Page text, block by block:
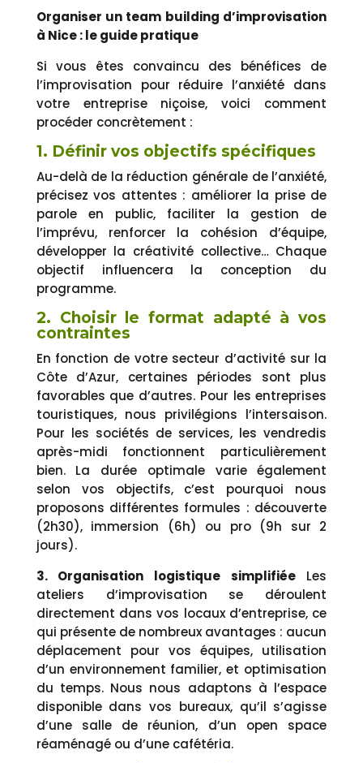
Organiser un team building d’improvisation
à Nice : le guide pratique
Si vous êtes convaincu des bénéfices de
l’improvisation pour réduire l’anxiété dans
votre entreprise niçoise, voici comment
procéder concrètement :
1. Définir vos objectifs spécifiques
Au-delà de la réduction générale de l’anxiété,
précisez vos attentes : améliorer la prise de
parole en public, faciliter la gestion de
l’imprévu, renforcer la cohésion d’équipe,
développer la créativité collective… Chaque
objectif influencera la conception du
programme.
2. Choisir le format adapté à vos
contraintes
En fonction de votre secteur d’activité sur la
Côte d’Azur, certaines périodes sont plus
favorables que d’autres. Pour les entreprises
touristiques, nous privilégions l’intersaison.
Pour les sociétés de services, les vendredis
après-midi fonctionnent particulièrement
bien. La durée optimale varie également
selon vos objectifs, c’est pourquoi nous
proposons différentes formules : découverte
(2h30), immersion (6h) ou pro (9h sur 2
jours).
3. Organisation logistique simplifiéeLes
ateliers d’improvisation se déroulent
directement dans vos locaux d’entreprise, ce
qui présente de nombreux avantages : aucun
déplacement pour vos équipes, utilisation
d’un environnement familier, et optimisation
du temps. Nous nous adaptons à l’espace
disponible dans vos bureaux, qu’il s’agisse
d’une salle de réunion, d’un open space
réaménagé ou d’une cafétéria.